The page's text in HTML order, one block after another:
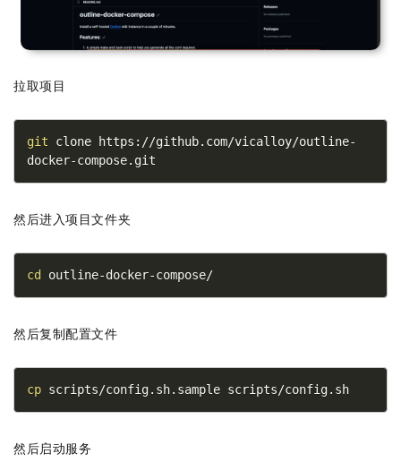
拉取项目
git clone https://github.com/vicalloy/outline-
docker-compose.git
然后进入项目文件夹
cd outline-docker-compose/
然后复制配置文件
cp scripts/config.sh.sample scripts/config.sh
然后启动服务